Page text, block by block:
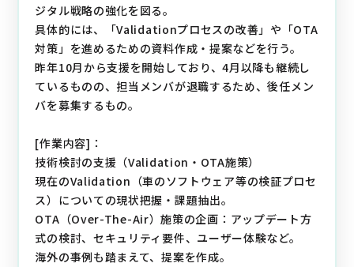
ジタル戦略の強化を図る。
具体的には、「Validationプロセスの改善」や「OTA
対策」を進めるための資料作成・提案などを行う。
昨年10月から支援を開始しており、4月以降も継続し
ているものの、担当メンバが退職するため、後任メン
バを募集するもの。
[作業内容]：
技術検討の支援（Validation・OTA施策）
現在のValidation（車のソフトウェア等の検証プロセ
ス）についての現状把握・課題抽出。
OTA（Over-The-Air）施策の企画：アップデート方
式の検討、セキュリティ要件、ユーザー体験など。
海外の事例も踏まえて、提案を作成。